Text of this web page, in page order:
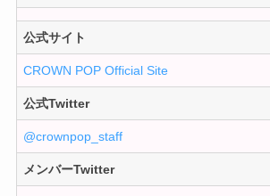
公式サイト
CROWN POP Official Site
公式Twitter
@crownpop_staff
メンバーTwitter